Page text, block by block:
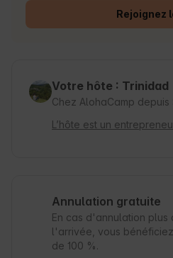
Rejoignez
Votre hôte : Trinidad
Chez AlohaCamp depuis
L’hôte est un
Annulation gratuite
En cas d'annulation plus
l'arrivée, vous
de 100 %.